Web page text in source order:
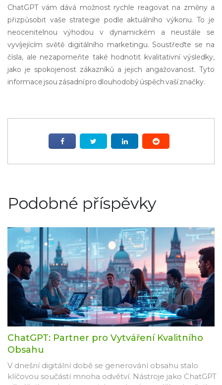
ChatGPT vám dává možnost rychle reagovat na změny a
přizpůsobit vaše strategie podle aktuálního výkonu. To je
neocenitelnou výhodou v dynamickém a neustále se
vyvíjejícím světě digitálního marketingu. Soustřeďte se na
čísla, ale nezapomeňte také hodnotit kvalitativní výsledky,
jako je spokojenost zákazníků a jejich angažovanost. Tyto
informace jsou zásadní pro dlouhodobý úspěch vaší značky.
Podobné příspěvky
ChatGPT: Partner pro Vytváření Kvalitního
Obsahu
V dnešní digitální době se generování obsahu stalo
klíčovou součástí mnoha odvětví. Nástroje jako ChatGPT